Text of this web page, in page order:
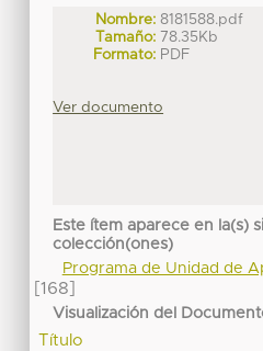
Nombre: 8181588.pdf
Tamaño: 78.35Kb
Formato: PDF
Ver documento
Este ítem aparece en la(s)
colección(ones)
Programa de Unidad de
[168]
Visualización del
Título